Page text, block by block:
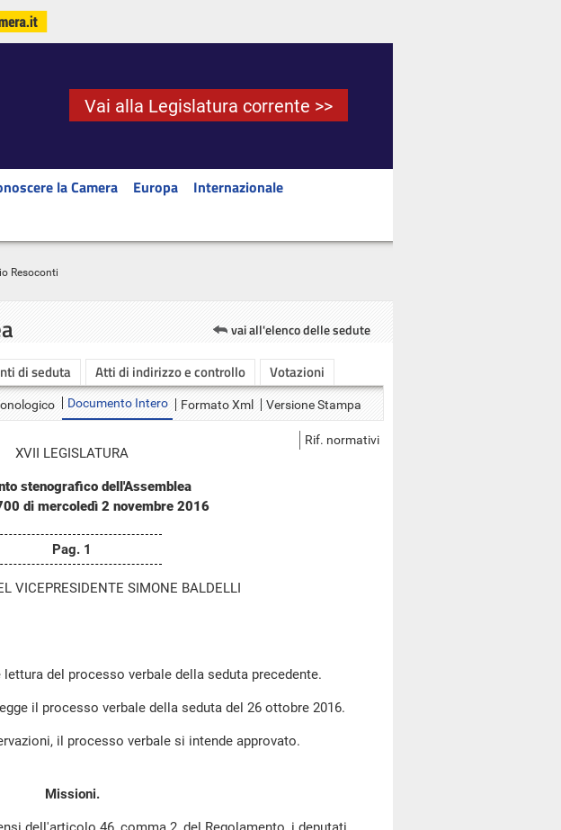
Vai alla Legislatura corrente >>
la Camera Europa
Internazionale
Resoconti
vai all'elenco delle sedute
di seduta Atti di indirizzo e controllo Votazioni
Documento Intero Formato Xml Versione Stampa
Rif. normativi
XVII LEGISLATURA
stenografico dell'Assemblea
di mercoledì 2 novembre 2016
Pag. 1
VICEPRESIDENTE SIMONE BALDELLI
del processo verbale della seduta precedente.
il processo verbale della seduta del 26 ottobre 2016.
il processo verbale si intende approvato.
Missioni.